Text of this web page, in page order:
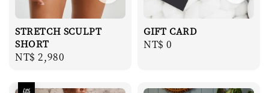
STRETCH SCULPT
SHORT
Regular
NT$ 2,980
GIFT CARD
Regular
NT$ 0